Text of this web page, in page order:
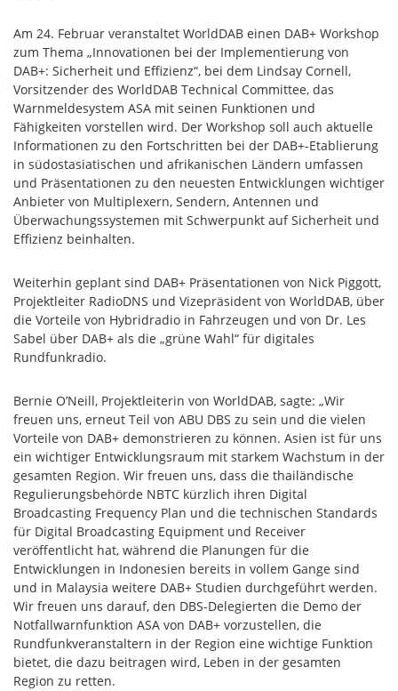
Am 24. Februar veranstaltet WorldDAB einen DAB+ Workshop
zum Thema „Innovationen bei der Implementierung von
DAB+: Sicherheit und Effizienz“, bei dem Lindsay Cornell,
Vorsitzender des WorldDAB Technical Committee, das
Warnmeldesystem ASA mit seinen Funktionen und
Fähigkeiten vorstellen wird. Der Workshop soll auch aktuelle
Informationen zu den Fortschritten bei der DAB+-Etablierung
in südostasiatischen und afrikanischen Ländern umfassen
und Präsentationen zu den neuesten Entwicklungen wichtiger
Anbieter von Multiplexern, Sendern, Antennen und
Überwachungssystemen mit Schwerpunkt auf Sicherheit und
Effizienz beinhalten.
Weiterhin geplant sind DAB+ Präsentationen von Nick Piggott,
Projektleiter RadioDNS und Vizepräsident von WorldDAB, über
die Vorteile von Hybridradio in Fahrzeugen und von Dr. Les
Sabel über DAB+ als die „grüne Wahl“ für digitales
Rundfunkradio.
Bernie O’Neill, Projektleiterin von WorldDAB, sagte: „Wir
freuen uns, erneut Teil von ABU DBS zu sein und die vielen
Vorteile von DAB+ demonstrieren zu können. Asien ist für uns
ein wichtiger Entwicklungsraum mit starkem Wachstum in der
gesamten Region. Wir freuen uns, dass die thailändische
Regulierungsbehörde NBTC kürzlich ihren Digital
Broadcasting Frequency Plan und die technischen Standards
für Digital Broadcasting Equipment und Receiver
veröffentlicht hat, während die Planungen für die
Entwicklungen in Indonesien bereits in vollem Gange sind
und in Malaysia weitere DAB+ Studien durchgeführt werden.
Wir freuen uns darauf, den DBS-Delegierten die Demo der
Notfallwarnfunktion ASA von DAB+ vorzustellen, die
Rundfunkveranstaltern in der Region eine wichtige Funktion
bietet, die dazu beitragen wird, Leben in der gesamten
Region zu retten.